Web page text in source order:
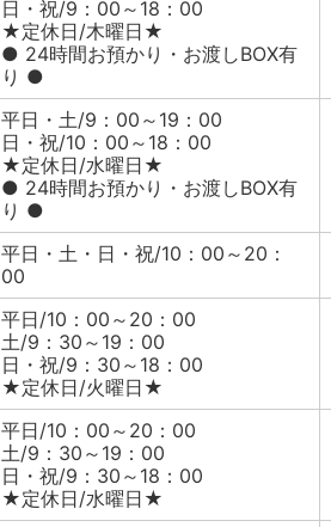
日・祝/9：00～18：00
★定休日/木曜日★
● 24時間お預かり・お渡しBOX有
り ●
平日・土/9：00～19：00
日・祝/10：00～18：00
★定休日/水曜日★
● 24時間お預かり・お渡しBOX有
り ●
平日・土・日・祝/10：00～20：
00
平日/10：00～20：00
土/9：30～19：00
日・祝/9：30～18：00
★定休日/火曜日★
平日/10：00～20：00
土/9：30～19：00
日・祝/9：30～18：00
★定休日/水曜日★